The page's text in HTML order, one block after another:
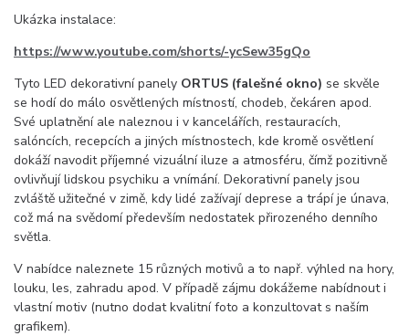
Ukázka instalace:
https://www.youtube.com/shorts/-ycSew35gQo
Tyto LED dekorativní panely ORTUS (falešné okno) se skvěle
se hodí do málo osvětlených místností, chodeb, čekáren apod.
Své uplatnění ale naleznou i v kancelářích, restauracích,
salóncích, recepcích a jiných místnostech, kde kromě osvětlení
dokáží navodit příjemné vizuální iluze a atmosféru, čímž pozitivně
ovlivňují lidskou psychiku a vnímání. Dekorativní panely jsou
zvláště užitečné v zimě, kdy lidé zažívají deprese a trápí je únava,
což má na svědomí především nedostatek přirozeného denního
světla.
V nabídce naleznete 15 různých motivů a to např. výhled na hory,
louku, les, zahradu apod. V případě zájmu dokážeme nabídnout i
vlastní motiv (nutno dodat kvalitní foto a konzultovat s naším
grafikem).